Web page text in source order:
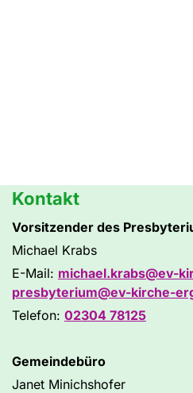
Kontakt
Vorsitzender des
Michael Krabs
E-Mail: michael.krabs@ev-
presbyterium@ev-kirche-
Telefon: 02304 78125
Gemeindebüro
Janet Minichshofer